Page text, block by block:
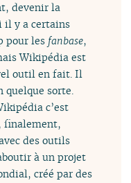
devenir la
il y a certains
pour les fanbase,
Wikipédia est
outil en fait. Il
quelque sorte.
c’est
finalement,
des outils
à un projet
créé par des